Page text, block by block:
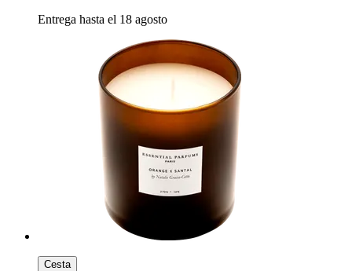
Entrega hasta el 18 agosto
Cesta